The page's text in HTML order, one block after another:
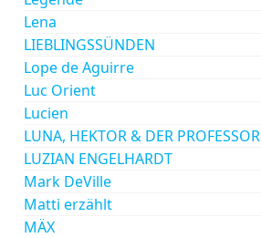
Lena
LIEBLINGSSÜNDEN
Lope de Aguirre
Luc Orient
Lucien
LUNA, HEKTOR & DER PROFESSOR
LUZIAN ENGELHARDT
Mark DeVille
Matti erzählt
MÄX